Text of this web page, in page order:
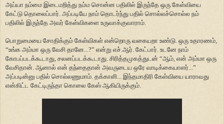
அய்யா நம்மை இடைமறித்து நம்ம சொன்ன பதிலில் இருந்தே ஒரு கேள்வியை
கேட்டு தொலைப்பார். அப்படியே நாம் தொடர்ந்து பதில் சொல்லச்சொல்ல நம்
பதிலில் இருந்தே அவர் கேள்விகளை உருவாக்குவாராம்.
பொறுமையை சோதிக்கும் கேள்விகள் என்றொரு வகையறா உண்டு. ஒரு உதாரணம்,
“உங்க அம்மா ஒரு வேசி தானே...?” என்று எச்.ஆர். கேட்பார். உடனே நாம்
கோபப்படக்கூடாது, சலனப்படக்கூடாது. சிரித்தமுகத்துடன் “ஆம், என் அம்மா ஒரு
வேசிதான். ஆனால் என் தந்தைதான் அவருடைய ஒரே வாடிக்கையாளர்...”
அப்படின்னு பதில் சொல்லணுமாம். தக்காளி... இந்தமாதிரி கேள்வியை யாராவது
என்கிட்ட கேட்டிருந்தா கொலை கேஸ் ஆகியிருக்கும்.